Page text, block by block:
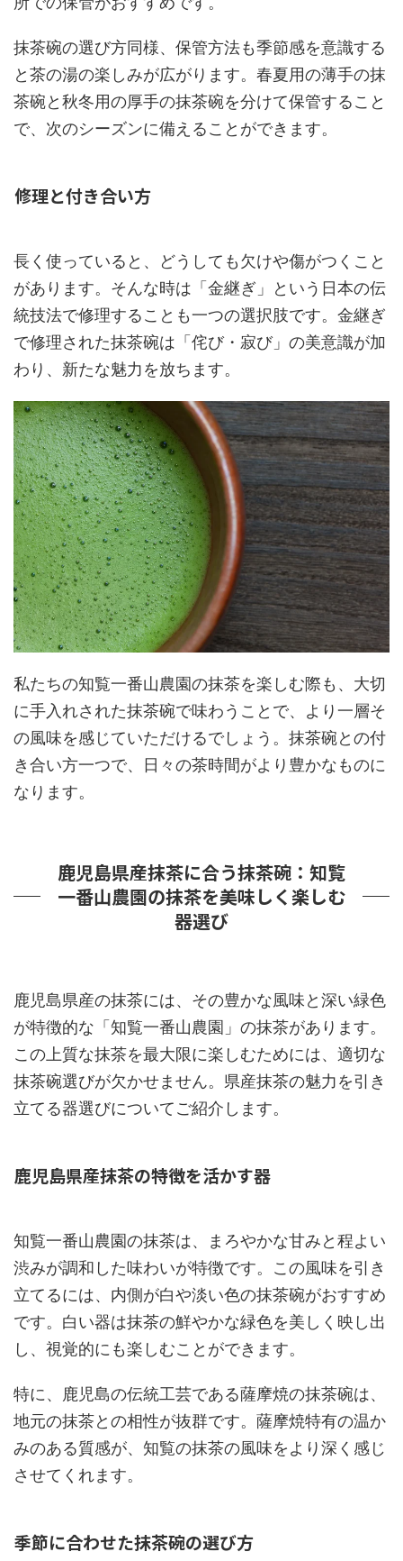
抹茶碗の選び方同様、保管方法も季節感を意識する
と茶の湯の楽しみが広がります。春夏用の薄手の抹
茶碗と秋冬用の厚手の抹茶碗を分けて保管すること
で、次のシーズンに備えることができます。
修理と付き合い方
長く使っていると、どうしても欠けや傷がつくこと
があります。そんな時は「金継ぎ」という日本の伝
統技法で修理することも一つの選択肢です。金継ぎ
で修理された抹茶碗は「侘び・寂び」の美意識が加
わり、新たな魅力を放ちます。
私たちの知覧一番山農園の抹茶を楽しむ際も、大切
に手入れされた抹茶碗で味わうことで、より一層そ
の風味を感じていただけるでしょう。抹茶碗との付
き合い方一つで、日々の茶時間がより豊かなものに
なります。
鹿児島県産抹茶に合う抹茶碗：知覧
一番山農園の抹茶を美味しく楽しむ
器選び
鹿児島県産の抹茶には、その豊かな風味と深い緑色
が特徴的な「知覧一番山農園」の抹茶があります。
この上質な抹茶を最大限に楽しむためには、適切な
抹茶碗選びが欠かせません。県産抹茶の魅力を引き
立てる器選びについてご紹介します。
鹿児島県産抹茶の特徴を活かす器
知覧一番山農園の抹茶は、まろやかな甘みと程よい
渋みが調和した味わいが特徴です。この風味を引き
立てるには、内側が白や淡い色の抹茶碗がおすすめ
です。白い器は抹茶の鮮やかな緑色を美しく映し出
し、視覚的にも楽しむことができます。
特に、鹿児島の伝統工芸である薩摩焼の抹茶碗は、
地元の抹茶との相性が抜群です。薩摩焼特有の温か
みのある質感が、知覧の抹茶の風味をより深く感じ
させてくれます。
季節に合わせた抹茶碗の選び方